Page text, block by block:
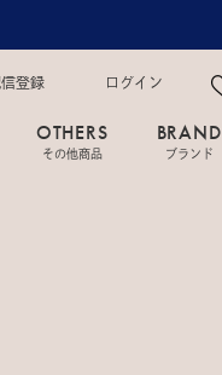
登録 ログイン
OTHERS
その他商品
BRAND
ブランド